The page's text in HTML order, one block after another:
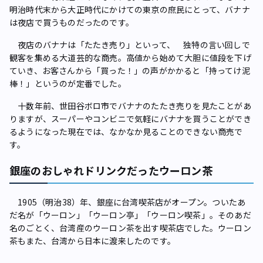
明治時代末から大正時代にかけての東京の庶民にとって、バナナ
は夜店で買うものだったのです。
夜店のバナナは「たたき売り」といって、 独特の言い回しで
観客を集める大道芸的な商売。高値から始めて大胆に値段を下げ
ていき、お客さんから「買った！」の声がかかると「持ってけ泥
棒！」というのが定番でした。
十数年前、世田谷ボロ市でバナナのたたき売りを見たことがあ
りますが、スーパーやコンビニで気軽にバナナを買うことができ
るようになった現在では、なかなか見ることのできない商売で
す。
銀座のおしゃれドリンクだったウーロン茶
1905（明治38）年、銀座に台湾喫茶店がオープン。ついたあ
だ名が「ウーロン」「ウーロン亭」「ウーロン喫茶」。そのあだ
名のごとく、台湾産のウーロン茶を出す喫茶店でした。ウーロン
茶もまた、台湾から日本に渡来したのです。